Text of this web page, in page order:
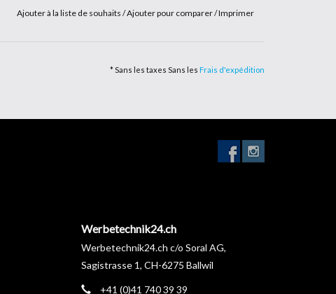
Ajouter à la liste de souhaits /Ajouter pour comparer/Imprimer
* Sans les taxes Sans les Frais d'expédition
Werbetechnik24.ch
Werbetechnik24.ch c/o Soral AG,
Sagistrasse 1, CH-6275 Ballwil
+41 (0)41 740 39 39